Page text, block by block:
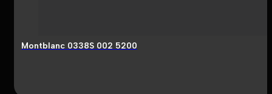
Montblanc 0338S 002 5200